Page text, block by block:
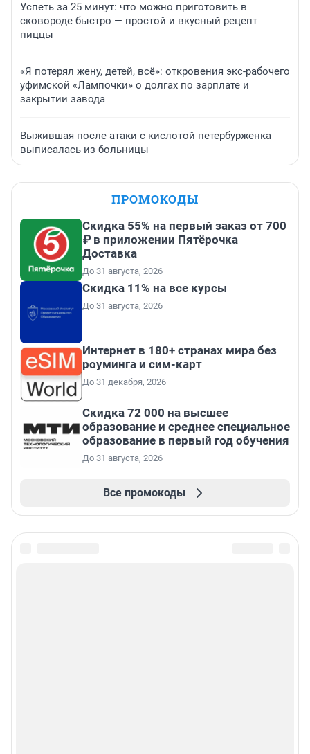
Успеть за 25 минут: что можно приготовить в
сковороде быстро — простой и вкусный рецепт
пиццы
«Я потерял жену, детей, всё»: откровения экс-рабочего
уфимской «Лампочки» о долгах по зарплате и
закрытии завода
Выжившая после атаки с кислотой петербурженка
выписалась из больницы
ПРОМОКОДЫ
Скидка 55% на первый заказ от 700
₽ в приложении Пятёрочка
Доставка
До 31 августа, 2026
Скидка 11% на все курсы
До 31 августа, 2026
Интернет в 180+ странах мира без
роуминга и сим-карт
До 31 декабря, 2026
Скидка 72 000 на высшее
образование и среднее специальное
образование в первый год обучения
До 31 августа, 2026
Все промокоды